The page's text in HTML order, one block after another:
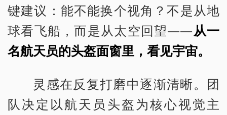
键建议：能不能换个视角？不是从地
球看飞船，而是从太空回望——从一
名航天员的头盔面窗里，看见宇宙。
灵感在反复打磨中逐渐清晰。团
队决定以航天员头盔为核心视觉主